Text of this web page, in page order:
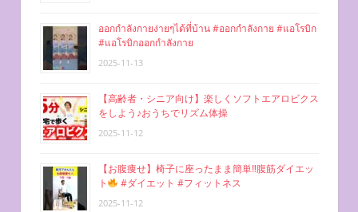
ออกกำลังกายง่ายๆได้ที่บ้าน #ออกกำลังกาย #แอโรบิก
#แอโรบิกออกกำลังกาย
2025-11-13
【高齢者・シニア向け】楽しくソフトエアロビクス
をしよう♪おうちでリズム体操
2025-11-12
【お腹痩せ】椅子に座ったまま簡単‼︎腹筋ダイエッ
ト
#ダイエット #フィットネス
2025-11-12